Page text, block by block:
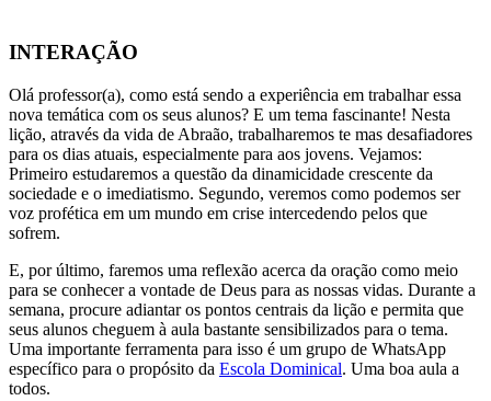
INTERAÇÃO
Olá professor(a), como está sendo a experiência em trabalhar essa
nova temática com os seus alunos? E um tema fascinante! Nesta
lição, através da vida de Abraão, trabalharemos te mas desafiadores
para os dias atuais, especialmente para aos jovens. Vejamos:
Primeiro estudaremos a questão da dinamicidade crescente da
sociedade e o imediatismo. Segundo, veremos como podemos ser
voz profética em um mundo em crise intercedendo pelos que
sofrem.
E, por último, faremos uma reflexão acerca da oração como meio
para se conhecer a vontade de Deus para as nossas vidas. Durante a
semana, procure adiantar os pontos centrais da lição e permita que
seus alunos cheguem à aula bastante sensibilizados para o tema.
Uma importante ferramenta para isso é um grupo de WhatsApp
específico para o propósito da Escola Dominical. Uma boa aula a
todos.